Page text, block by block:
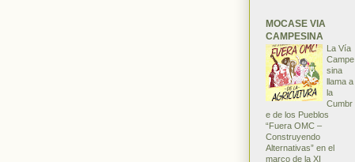
MOCASE VIA
CAMPESINA
La Vía
Campe
sina
llama a
la
Cumbr
e de los Pueblos
“Fuera OMC –
Construyendo
Alternativas” en el
marco de la XI